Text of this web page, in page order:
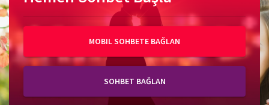
MOBIL SOHBETE BAĞLAN
SOHBET BAĞLAN